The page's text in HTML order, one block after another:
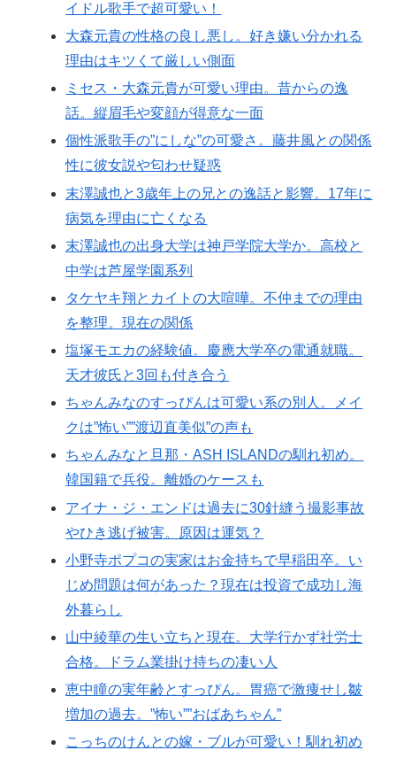
イドル歌手で超可愛い！
大森元貴の性格の良し悪し。好き嫌い分かれる
理由はキツくて厳しい側面
ミセス・大森元貴が可愛い理由。昔からの逸
話。縦眉毛や変顔が得意な一面
個性派歌手の”にしな”の可愛さ。藤井風との関係
性に彼女説や匂わせ疑惑
末澤誠也と3歳年上の兄との逸話と影響。17年に
病気を理由に亡くなる
末澤誠也の出身大学は神戸学院大学か。高校と
中学は芦屋学園系列
タケヤキ翔とカイトの大喧嘩。不仲までの理由
を整理。現在の関係
塩塚モエカの経験値。慶應大学卒の電通就職。
天才彼氏と3回も付き合う
ちゃんみなのすっぴんは可愛い系の別人。メイ
クは”怖い””渡辺直美似”の声も
ちゃんみなと旦那・ASH ISLANDの馴れ初め。
韓国籍で兵役。離婚のケースも
アイナ・ジ・エンドは過去に30針縫う撮影事故
やひき逃げ被害。原因は運気？
小野寺ポプコの実家はお金持ちで早稲田卒。い
じめ問題は何があった？現在は投資で成功し海
外暮らし
山中綾華の生い立ちと現在。大学行かず社労士
合格。ドラム業掛け持ちの凄い人
恵中瞳の実年齢とすっぴん。胃癌で激痩せし皺
増加の過去。”怖い””おばあちゃん”
こっちのけんとの嫁・ブルが可愛い！馴れ初め